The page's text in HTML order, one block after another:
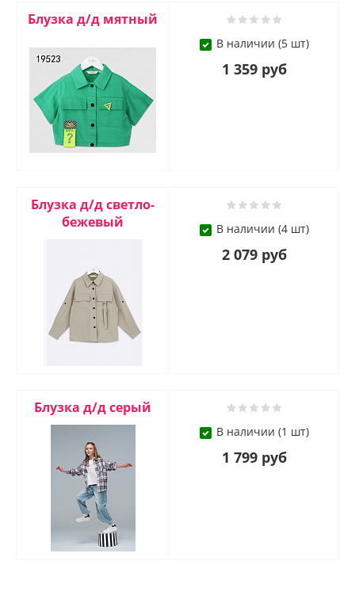
Блузка д/д мятный
В наличии (5 шт)
1 359 руб
Блузка д/д светло-
бежевый
В наличии (4 шт)
2 079 руб
Блузка д/д серый
В наличии (1 шт)
1 799 руб